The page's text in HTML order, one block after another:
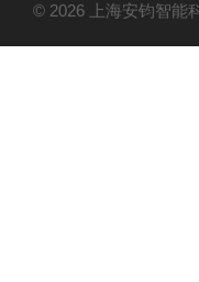
© 2026 上海安钧智能